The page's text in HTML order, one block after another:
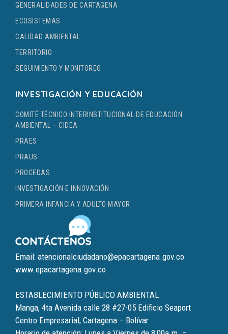
GENERALIDADES DE CARTAGENA
ECOSISTEMAS
CALIDAD AMBIENTAL
TERRITORIO
SEGUIMIENTO Y MONITOREO
INVESTIGACIÓN Y EDUCACIÓN
COMITÉ TÉCNICO INTERINSTITUCIONAL DE EDUCACIÓN
AMBIENTAL – CIDEA
PRAES
PRAUS
PROCEDAS
INVESTIGACIÓN E INNOVACIÓN
PRIMERA INFANCIA Y ADULTO MAYOR
Email: atencionalciudadano@epacartagena.gov.co
www.epacartagena.gov.co
ESTABLECIMIENTO PÚBLICO AMBIENTAL
Manga, 4ta Avenida calle 28 #27-05 Edificio Seaport
Centro Empresarial, Cartagena – Bolívar